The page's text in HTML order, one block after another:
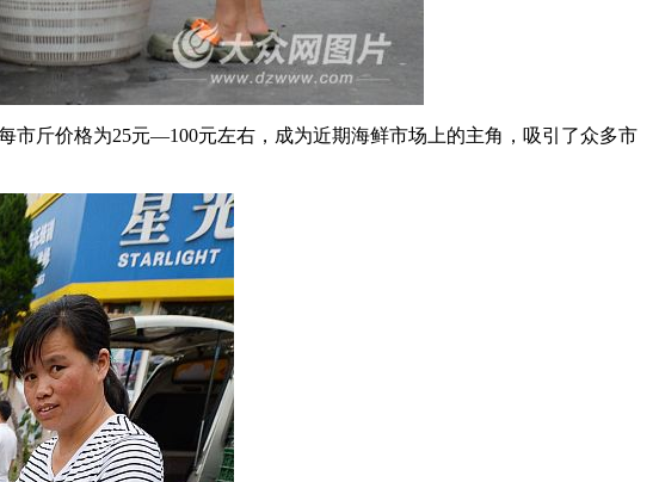
市斤价格为25元—100元左右，成为近期海鲜市场上的主角，吸引了众多市